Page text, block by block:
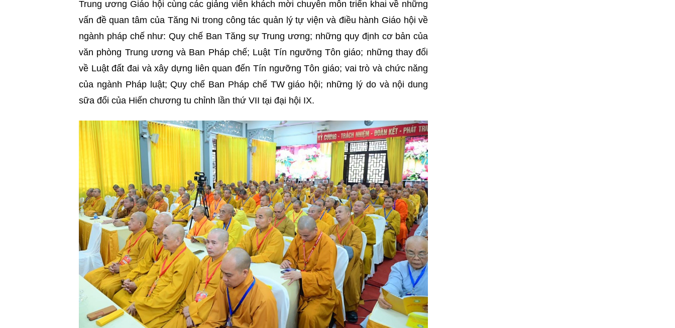
Trung ương Giáo hội cùng các giảng viên khách mời chuyên môn triển khai về những
vấn đề quan tâm của Tăng Ni trong công tác quản lý tự viện và điều hành Giáo hội về
ngành pháp chế như: Quy chế Ban Tăng sự Trung ương; những quy định cơ bản của
văn phòng Trung ương và Ban Pháp chế; Luật Tín ngưỡng Tôn giáo; những thay đổi
về Luật đất đai và xây dựng liên quan đến Tín ngưỡng Tôn giáo; vai trò và chức năng
của ngành Pháp luật; Quy chế Ban Pháp chế TW giáo hội; những lý do và nội dung
sữa đổi của Hiến chương tu chỉnh lần thứ VII tại đại hội IX.